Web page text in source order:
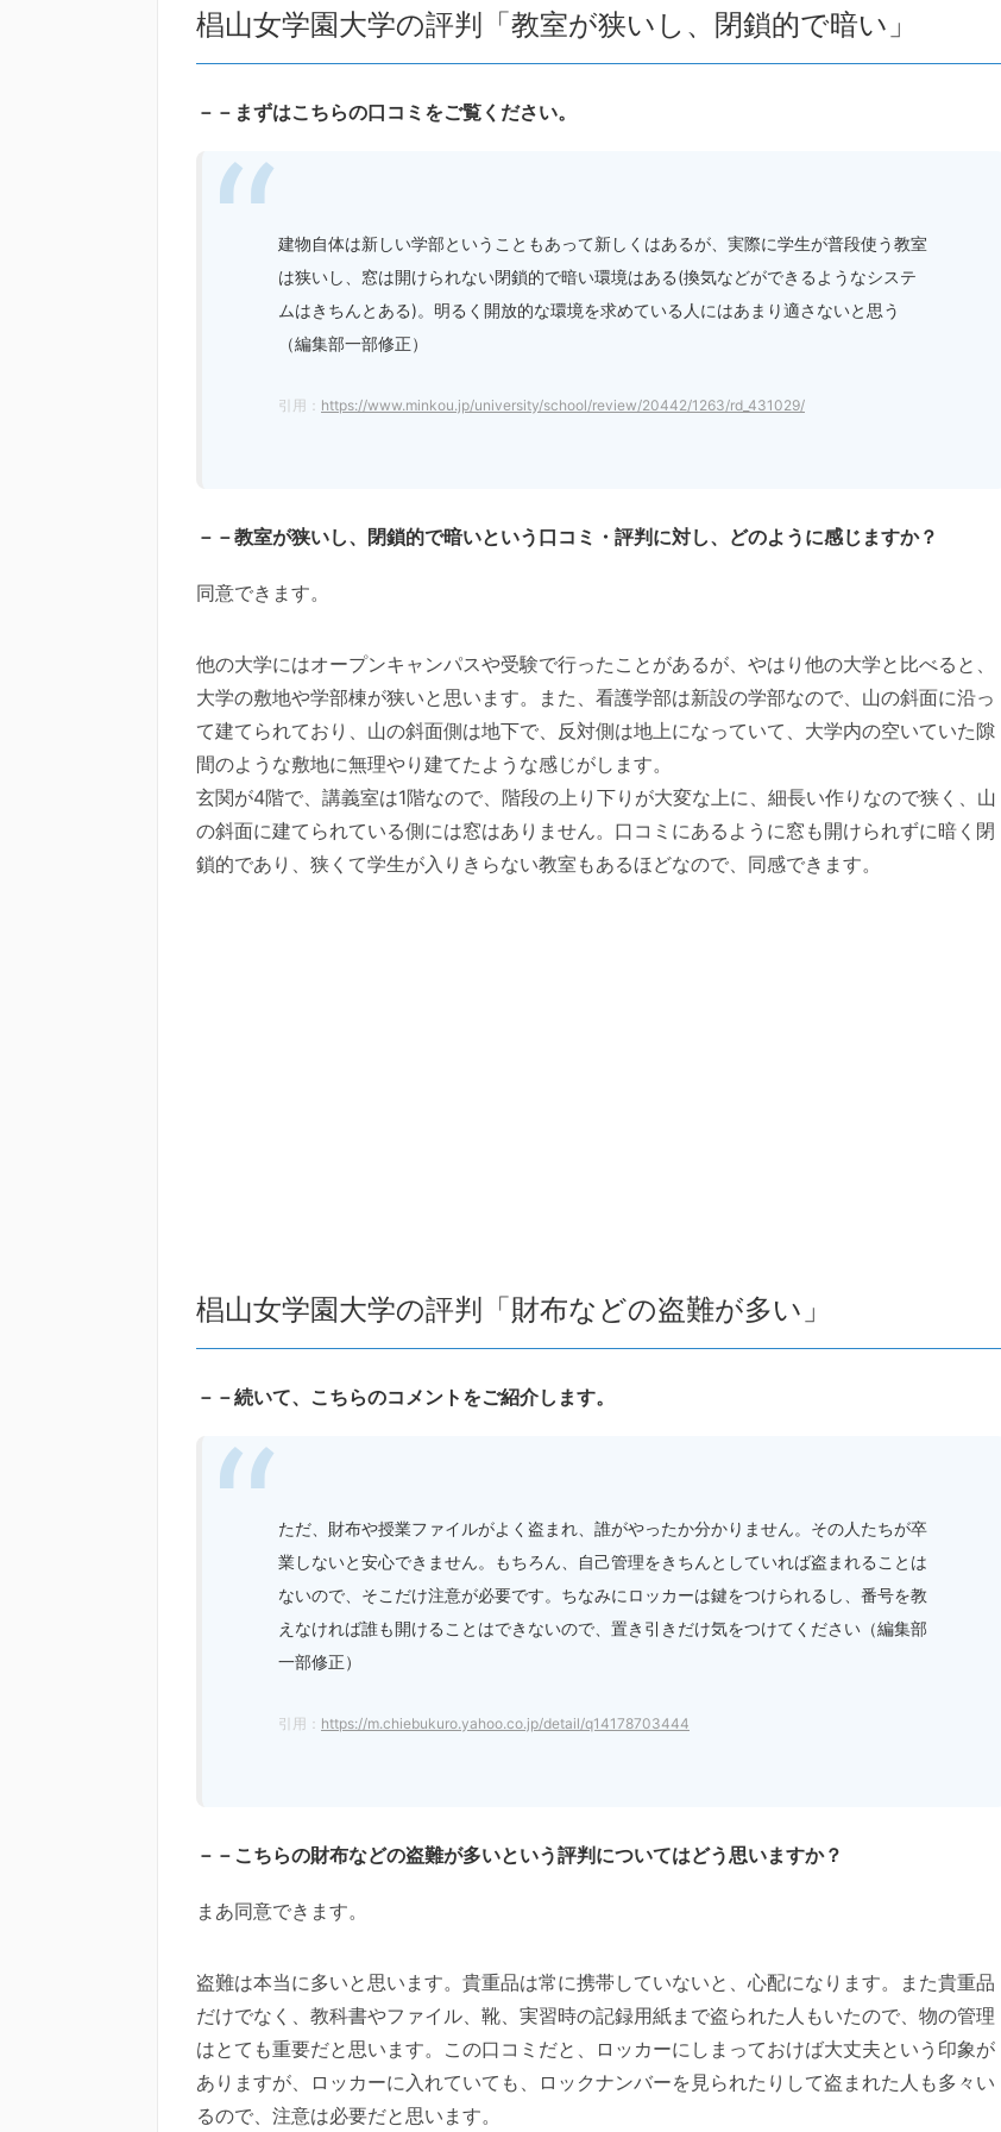
椙山女学園大学の評判「教室が狭いし、閉鎖的で暗い」
－－まずはこちらの口コミをご覧ください。
建物自体は新しい学部ということもあって新しくはあるが、実際に学生が普段使う教室
は狭いし、窓は開けられない閉鎖的で暗い環境はある(換気などができるようなシステ
ムはきちんとある)。明るく開放的な環境を求めている人にはあまり適さないと思う
（編集部一部修正）
引用： https://www.minkou.jp/university/school/review/20442/1263/rd_431029/
－－教室が狭いし、閉鎖的で暗いという口コミ・評判に対し、どのように感じますか？
同意できます。
他の大学にはオープンキャンパスや受験で行ったことがあるが、やはり他の大学と比べると、
大学の敷地や学部棟が狭いと思います。また、看護学部は新設の学部なので、山の斜面に沿っ
て建てられており、山の斜面側は地下で、反対側は地上になっていて、大学内の空いていた隙
間のような敷地に無理やり建てたような感じがします。
玄関が4階で、講義室は1階なので、階段の上り下りが大変な上に、細長い作りなので狭く、山
の斜面に建てられている側には窓はありません。口コミにあるように窓も開けられずに暗く閉
鎖的であり、狭くて学生が入りきらない教室もあるほどなので、同感できます。
椙山女学園大学の評判「財布などの盗難が多い」
－－続いて、こちらのコメントをご紹介します。
ただ、財布や授業ファイルがよく盗まれ、誰がやったか分かりません。その人たちが卒
業しないと安心できません。もちろん、自己管理をきちんとしていれば盗まれることは
ないので、そこだけ注意が必要です。ちなみにロッカーは鍵をつけられるし、番号を教
えなければ誰も開けることはできないので、置き引きだけ気をつけてください（編集部
一部修正）
引用： https://m.chiebukuro.yahoo.co.jp/detail/q14178703444
－－こちらの財布などの盗難が多いという評判についてはどう思いますか？
まあ同意できます。
盗難は本当に多いと思います。貴重品は常に携帯していないと、心配になります。また貴重品
だけでなく、教科書やファイル、靴、実習時の記録用紙まで盗られた人もいたので、物の管理
はとても重要だと思います。この口コミだと、ロッカーにしまっておけば大丈夫という印象が
ありますが、ロッカーに入れていても、ロックナンバーを見られたりして盗まれた人も多々い
るので、注意は必要だと思います。